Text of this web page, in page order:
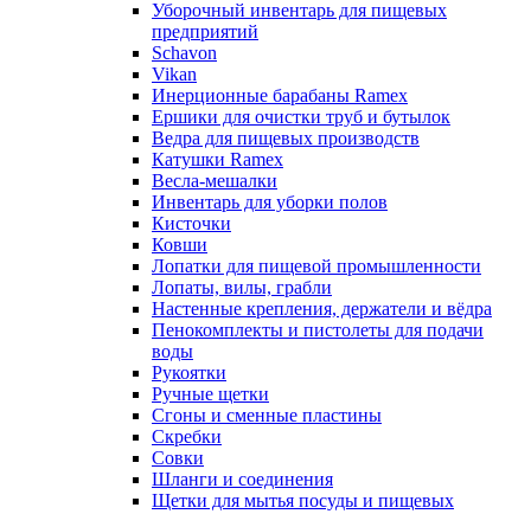
Уборочный инвентарь для пищевых
предприятий
Schavon
Vikan
Инерционные барабаны Ramex
Ершики для очистки труб и бутылок
Ведра для пищевых производств
Катушки Ramex
Весла-мешалки
Инвентарь для уборки полов
Кисточки
Ковши
Лопатки для пищевой промышленности
Лопаты, вилы, грабли
Настенные крепления, держатели и вёдра
Пенокомплекты и пистолеты для подачи
воды
Рукоятки
Ручные щетки
Сгоны и сменные пластины
Скребки
Совки
Шланги и соединения
Щетки для мытья посуды и пищевых